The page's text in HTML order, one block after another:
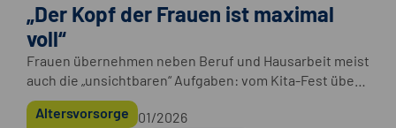
„Der Kopf der Frauen ist maximal
voll“
Frauen übernehmen neben Beruf und Hausarbeit meist
auch die „unsichtbaren“ Aufgaben: vom Kita-Fest über
Arzttermine bis hin zum Geburtstag der Oma. Wie man
diese „Mental Load“ besser aufteilt.
Altersvorsorge
01/2026